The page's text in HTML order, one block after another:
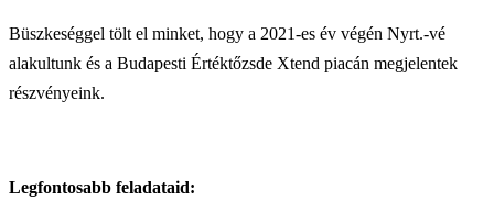
Büszkeséggel tölt el minket, hogy a 2021-es év végén Nyrt.-vé
alakultunk és a Budapesti Értéktőzsde Xtend piacán megjelentek
részvényeink.
Legfontosabb feladataid: